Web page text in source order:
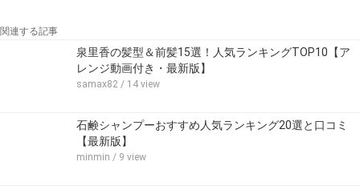
関連する記事
泉里香の髪型＆前髪15選！人気ランキングTOP10【ア
レンジ動画付き・最新版】
samax82 / 14 view
石鹸シャンプーおすすめ人気ランキング20選と口コミ
【最新版】
minmin / 9 view